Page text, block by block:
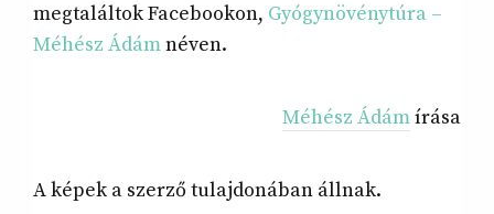
megtaláltok Facebookon, Gyógynövénytúra –
Méhész Ádámnéven.
Méhész Ádámírása
A képek a szerző tulajdonában állnak.